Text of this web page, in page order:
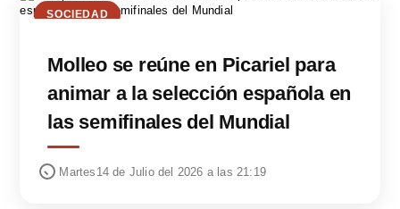
SOCIEDAD
Molleo se reúne en Picariel para
animar a la selección española en
las semifinales del Mundial
Martes14 de Julio del 2026 a las 21:19